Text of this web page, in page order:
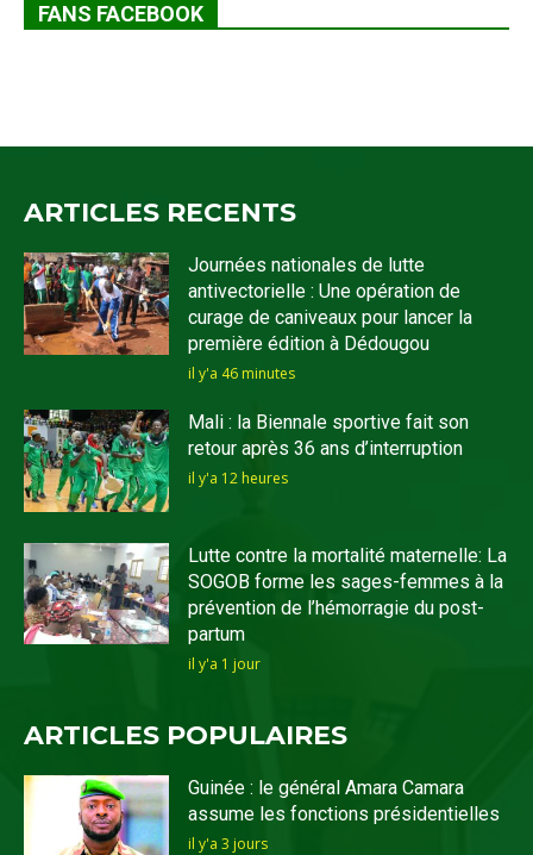
FANS FACEBOOK
ARTICLES RECENTS
Journées nationales de lutte
antivectorielle : Une opération de
curage de caniveaux pour lancer la
première édition à Dédougou
il y'a 46 minutes
Mali : la Biennale sportive fait son
retour après 36 ans d’interruption
il y'a 12 heures
Lutte contre la mortalité maternelle: La
SOGOB forme les sages-femmes à la
prévention de l’hémorragie du post-
partum
il y'a 1 jour
ARTICLES POPULAIRES
Guinée : le général Amara Camara
assume les fonctions présidentielles
il y'a 3 jours